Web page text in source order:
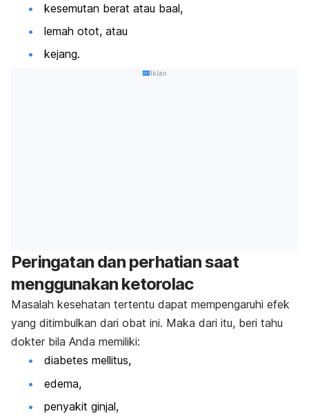
kesemutan berat atau baal,
lemah otot, atau
kejang.
Iklan
Peringatan dan perhatian saat
menggunakan ketorolac
Masalah kesehatan tertentu dapat mempengaruhi efek
yang ditimbulkan dari obat ini. Maka dari itu, beri tahu
dokter bila Anda memiliki:
diabetes mellitus,
edema,
penyakit ginjal,